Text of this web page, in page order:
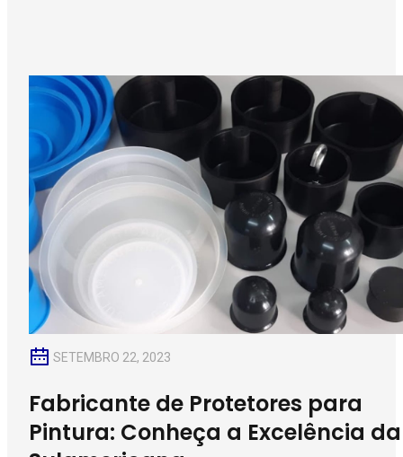
SETEMBRO 22, 2023
Fabricante de Protetores para
Pintura: Conheça a Excelência da